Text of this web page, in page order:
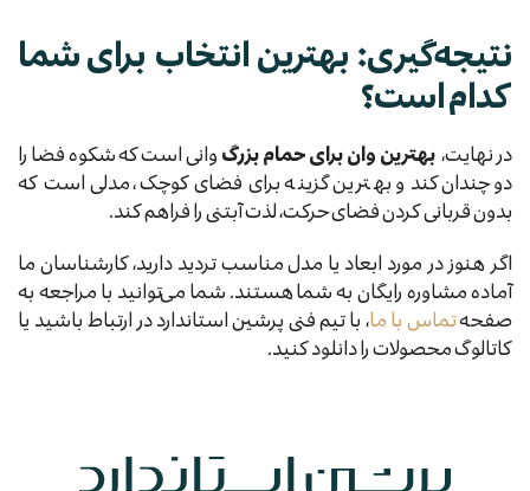
نتیجه‌گیری: بهترین انتخاب برای شما
کدام است؟
در نهایت، بهترین وان برای حمام بزرگ وانی است که شکوه فضا را
دوچندان کند و بهترین گزینه برای فضای کوچک، مدلی است که
بدون قربانی کردن فضای حرکت، لذت آبتنی را فراهم کند.
اگر هنوز در مورد ابعاد یا مدل مناسب تردید دارید، کارشناسان ما
آماده مشاوره رایگان به شما هستند. شما می‌توانید با مراجعه به
صفحهتماس با ما، با تیم فنی پرشین استاندارد در ارتباط باشید یا
کاتالوگ محصولات را دانلود کنید.